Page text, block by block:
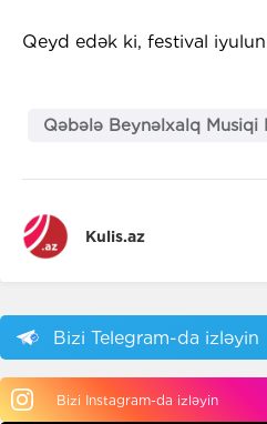
Qeyd edək ki, festival
Qəbələ Beynəlxalq Musiqi
Kulis.az
Bizi Telegram-da izləyin
Bizi Instagram-da izləyin